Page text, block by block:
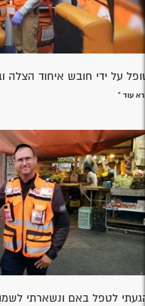
על ידי חובש איחוד
עוד »
לטפל באם ונשארתי